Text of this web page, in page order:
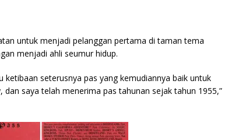
untuk menjadi pelanggan pertama di taman tema
menjadi ahli seumur hidup.
ketibaan seterusnya pas yang kemudiannya baik untuk
saya telah menerima pas tahunan sejak tahun 1955,”